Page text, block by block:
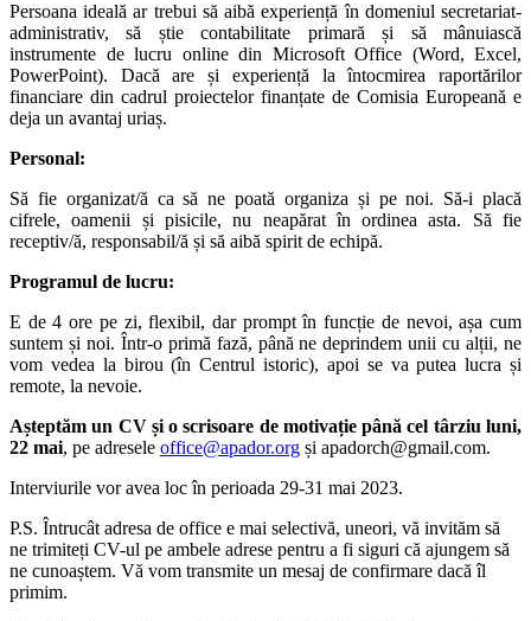
Persoana ideală ar trebui să aibă experiență în domeniul secretariat-
administrativ, să știe contabilitate primară și să mânuiască
instrumente de lucru online din Microsoft Office (Word, Excel,
PowerPoint). Dacă are și experiență la întocmirea raportărilor
financiare din cadrul proiectelor finanțate de Comisia Europeană e
deja un avantaj uriaș.
Personal:
Să fie organizat/ă ca să ne poată organiza și pe noi. Să-i placă
cifrele, oamenii și pisicile, nu neapărat în ordinea asta. Să fie
receptiv/ă, responsabil/ă și să aibă spirit de echipă.
Programul de lucru:
E de 4 ore pe zi, flexibil, dar prompt în funcție de nevoi, așa cum
suntem și noi. Într-o primă fază, până ne deprindem unii cu alții, ne
vom vedea la birou (în Centrul istoric), apoi se va putea lucra și
remote, la nevoie.
Așteptăm un CV și o scrisoare de motivație până cel târziu luni,
22 mai, pe adresele office@apador.org și apadorch@gmail.com.
Interviurile vor avea loc în perioada 29-31 mai 2023.
P.S. Întrucât adresa de office e mai selectivă, uneori, vă invităm să
ne trimiteți CV-ul pe ambele adrese pentru a fi siguri că ajungem să
ne cunoaștem. Vă vom transmite un mesaj de confirmare dacă îl
primim.